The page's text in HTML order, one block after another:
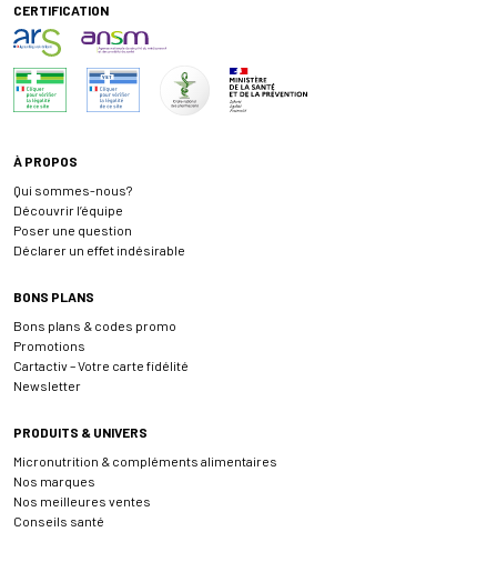
CERTIFICATION
À PROPOS
Qui sommes-nous?
Découvrir l’équipe
Poser une question
Déclarer un effet indésirable
BONS PLANS
Bons plans & codes promo
Promotions
Cartactiv – Votre carte fidélité
Newsletter
PRODUITS & UNIVERS
Micronutrition & compléments alimentaires
Nos marques
Nos meilleures ventes
Conseils santé